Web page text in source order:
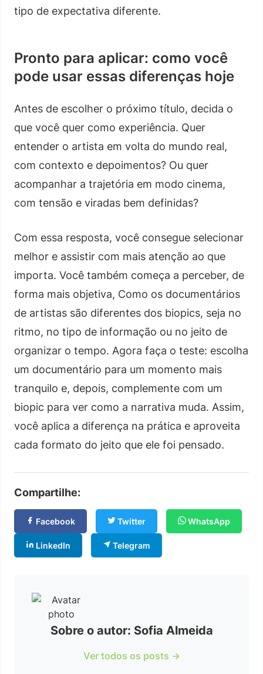
tipo de expectativa diferente.
Pronto para aplicar: como você
pode usar essas diferenças hoje
Antes de escolher o próximo título, decida o
que você quer como experiência. Quer
entender o artista em volta do mundo real,
com contexto e depoimentos? Ou quer
acompanhar a trajetória em modo cinema,
com tensão e viradas bem definidas?
Com essa resposta, você consegue selecionar
melhor e assistir com mais atenção ao que
importa. Você também começa a perceber, de
forma mais objetiva, Como os documentários
de artistas são diferentes dos biopics, seja no
ritmo, no tipo de informação ou no jeito de
organizar o tempo. Agora faça o teste: escolha
um documentário para um momento mais
tranquilo e, depois, complemente com um
biopic para ver como a narrativa muda. Assim,
você aplica a diferença na prática e aproveita
cada formato do jeito que ele foi pensado.
Compartilhe:
Facebook Twitter WhatsApp
LinkedIn Telegram
Sobre o autor: Sofia Almeida
Ver todos os posts →